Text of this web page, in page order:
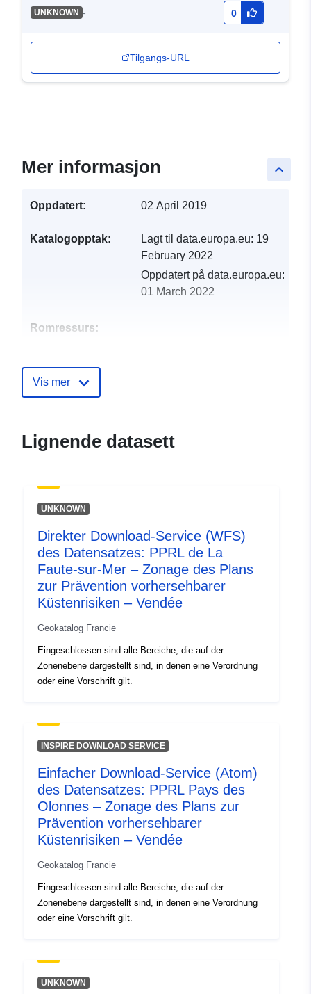
UNKNOWN - 0
Tilgangs-URL
keyboard_arrow_up
Mer informasjon
Oppdatert: 02 April 2019
Katalogopptak: Lagt til data.europa.eu: 19
February 2022
Oppdatert på data.europa.eu:
01 March 2022
Romressurs:
463f1ad2b043
Type:
Ressurs:
http://inspire.ec.europa.eu/
codelist/ResourceType/services
Vis mer
Lignende datasett
UNKNOWN
Direkter Download-Service (WFS)
des Datensatzes: PPRL de La
Faute-sur-Mer – Zonage des Plans
zur Prävention vorhersehbarer
Küstenrisiken – Vendée
Geokatalog Francie
Eingeschlossen sind alle Bereiche, die auf der
Zonenebene dargestellt sind, in denen eine Verordnung
oder eine Vorschrift gilt.
INSPIRE DOWNLOAD SERVICE
Einfacher Download-Service (Atom)
des Datensatzes: PPRL Pays des
Olonnes – Zonage des Plans zur
Prävention vorhersehbarer
Küstenrisiken – Vendée
Geokatalog Francie
Eingeschlossen sind alle Bereiche, die auf der
Zonenebene dargestellt sind, in denen eine Verordnung
oder eine Vorschrift gilt.
UNKNOWN